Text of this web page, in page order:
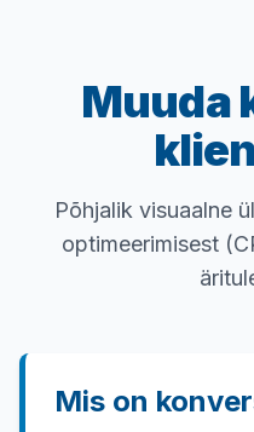
Muuda
Põhjalik visuaalne
optimeerimisest
Mis on